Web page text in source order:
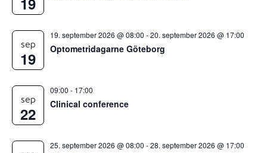
sep
19
19. september 2026 @ 08:00 -20. september 2026 @ 17:00
Optometridagarne Göteborg
sep
22
09:00 - 17:00
Clinical conference
25. september 2026 @ 08:00 -28. september 2026 @ 17:00